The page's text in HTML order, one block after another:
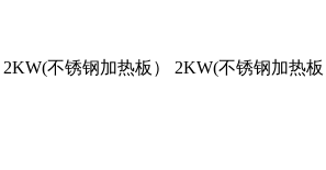
2KW(不锈钢加热板） 2KW(不锈钢加热板